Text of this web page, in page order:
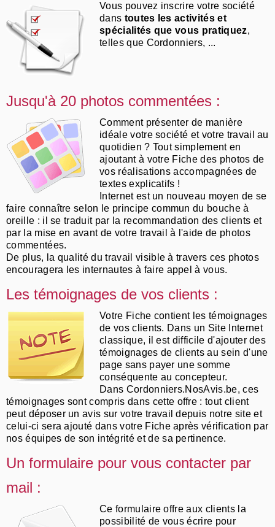
Vous pouvez inscrire votre société
dans toutes les activités et
spécialités que vous pratiquez,
telles que Cordonniers, ...
Jusqu'à 20 photos commentées :
Comment présenter de manière
idéale votre société et votre travail au
quotidien ? Tout simplement en
ajoutant à votre Fiche des photos de
vos réalisations accompagnées de
textes explicatifs !
Internet est un nouveau moyen de se
faire connaître selon le principe commun du bouche à
oreille : il se traduit par la recommandation des clients et
par la mise en avant de votre travail à l'aide de photos
commentées.
De plus, la qualité du travail visible à travers ces photos
encouragera les internautes à faire appel à vous.
Les témoignages de vos clients :
Votre Fiche contient les témoignages
de vos clients. Dans un Site Internet
classique, il est difficile d'ajouter des
témoignages de clients au sein d'une
page sans payer une somme
conséquente au concepteur.
Dans Cordonniers.NosAvis.be, ces
témoignages sont compris dans cette offre : tout client
peut déposer un avis sur votre travail depuis notre site et
celui-ci sera ajouté dans votre Fiche après vérification par
nos équipes de son intégrité et de sa pertinence.
Un formulaire pour vous contacter par
mail :
Ce formulaire offre aux clients la
possibilité de vous écrire pour